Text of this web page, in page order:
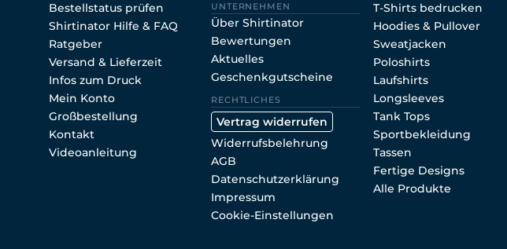
Bestellstatus prüfen
Shirtinator Hilfe & FAQ
Ratgeber
Versand & Lieferzeit
Infos zum Druck
Mein Konto
Großbestellung
Kontakt
Videoanleitung
UNTERNEHMEN
Über Shirtinator
Bewertungen
Aktuelles
Geschenkgutscheine
RECHTLICHES
Vertrag widerrufen
Widerrufsbelehrung
AGB
Datenschutzerklärung
Impressum
Cookie-Einstellungen
T-Shirts bedrucken
Hoodies & Pullover
Sweatjacken
Poloshirts
Laufshirts
Longsleeves
Tank Tops
Sportbekleidung
Tassen
Fertige Designs
Alle Produkte